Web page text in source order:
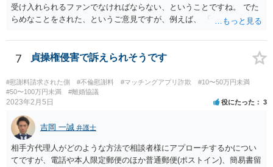
受け入れられるファンでなければならない、ということですね。 でた
らめなことをされた、というご意見ですが、例えば、 「サービスを購
た事情があったのでしょうか。 公表するにしても、見る人に受け入れ
られる内容のものでなければなりません。 そうでなければ、逆に、あ
なさいますよう。
7 貞操権侵害で訴えられそうです
#慰謝料請求された側 #不倫慰謝料 #マッチングアプリ詐欺
#10〜50万円未満
#50〜100万円未満
#離婚協議
2023年2月5日 役にたった 3
吉岡 一誠 弁護士
相手方代理人がどのような方法で相談者様にアプローチするかについ
てですが、電話や本人限定郵便のほか普通郵便(ポストイン)、簡易書留